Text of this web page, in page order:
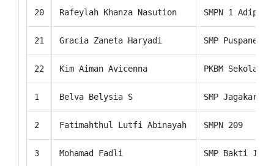
20 Rafeylah Khanza Nasution SMPN 1 Adipala
21 Gracia Zaneta Haryadi SMP
22 Kim Aiman Avicenna PKBM Sekolah
1 Belva Belysia S SMP Jagakarsa
2 Fatimahthul Lutfi Abinayah SMPN 209
3 Mohamad Fadli SMP Bakti 17